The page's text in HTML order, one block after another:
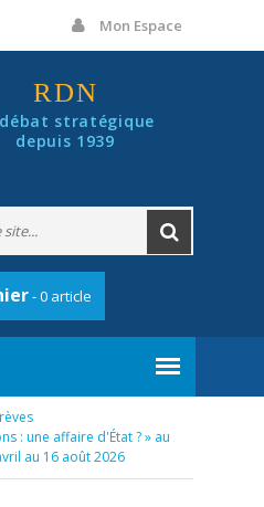
Mon Espace
RDN
stratégique
depuis 1939
- 0 article
: une affaire d'État ? » au
au 16 août 2026